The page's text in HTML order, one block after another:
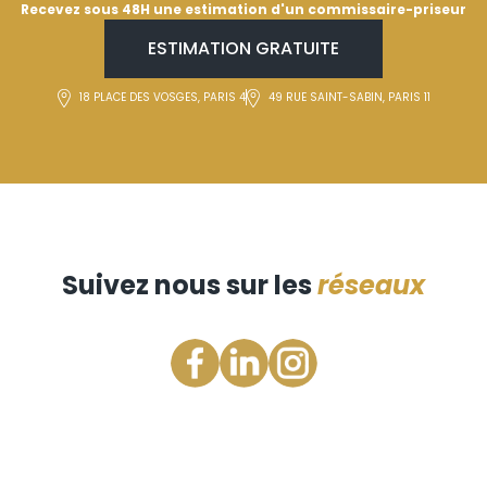
Recevez sous 48H une estimation d'un commissaire-priseur
ESTIMATION GRATUITE
18 PLACE DES VOSGES, PARIS 4 49 RUE SAINT-SABIN, PARIS 11
Suivez nous sur lesréseaux